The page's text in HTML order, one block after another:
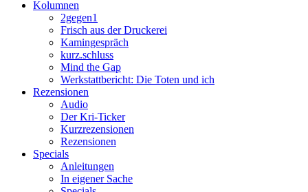
Kolumnen
2gegen1
Frisch aus der Druckerei
Kamingespräch
kurz.schluss
Mind the Gap
Werkstattbericht: Die Toten und ich
Rezensionen
Audio
Der Kri-Ticker
Kurzrezensionen
Rezensionen
Specials
Anleitungen
In eigener Sache